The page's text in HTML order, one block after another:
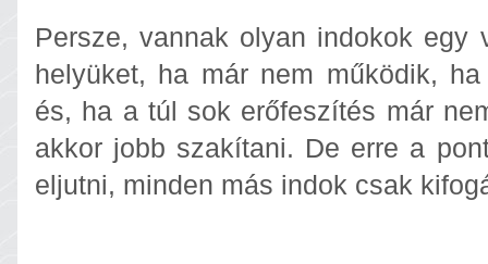
Persze, vannak olyan indokok egy
helyüket, ha már nem működik,
és, ha a túl sok erőfeszítés már
akkor jobb szakítani. De erre a
eljutni, minden más indok csak